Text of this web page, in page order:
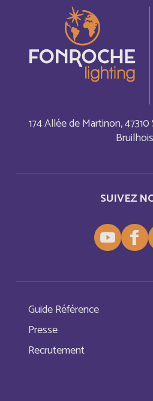
SUIVEZ
174 Allée de Martinon,
Bruilhois
Guide Référence
Presse
Recrutement
Cayman Islands
Christmas Island
Cocos (Keeling) Islands
Congo
Cook Islands